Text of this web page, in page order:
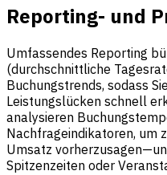
Reporting- und
Umfassendes Reporting
(durchschnittliche
Buchungstrends, sodass
Leistungslücken schnell
analysieren
Nachfrageindikatoren, um
Umsatz
Spitzenzeiten oder